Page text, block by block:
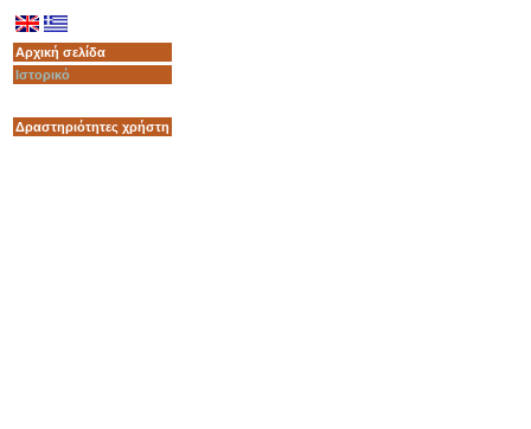
Αρχική σελίδα
Ιστορικό
Δραστηριότητες χρήστη